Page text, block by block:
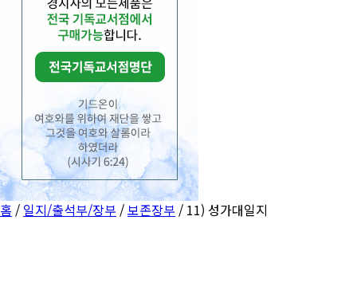
홈 / 일지/출석부/장부 /보존장부 / 11) 성가대일지